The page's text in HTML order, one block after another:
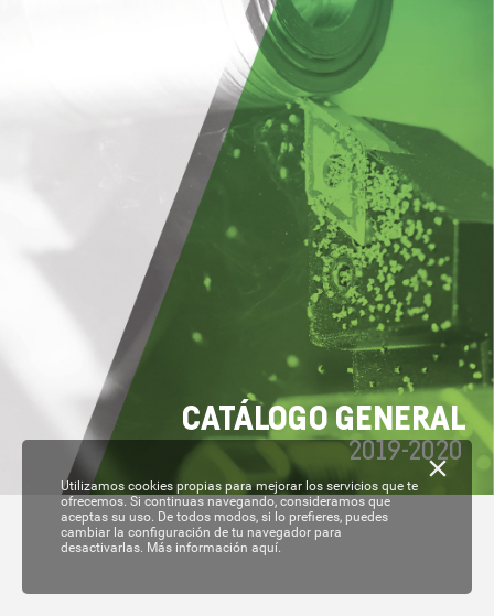
2019-2020
CATÁLOGO GENERAL
Utilizamos cookies propias para mejorar los servicios que te
ofrecemos. Si continuas navegando, consideramos que
aceptas su uso. De todos modos, si lo prefieres, puedes
cambiar la configuración de tu navegador para
desactivarlas. Más información aquí.